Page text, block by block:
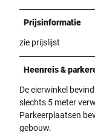
Prijsinformatie
zie prijslijst
Heenreis &
De eierwinkel
slechts 5 meter
Parkeerplaatsen
gebouw.